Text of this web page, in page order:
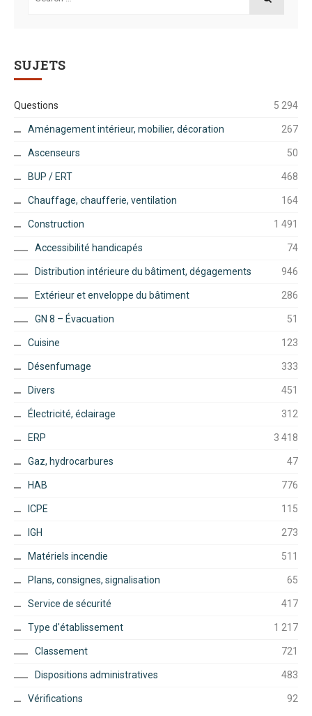
SUJETS
Questions 5 294
Aménagement intérieur, mobilier, décoration 267
Ascenseurs 50
BUP / ERT 468
Chauffage, chaufferie, ventilation 164
Construction 1 491
Accessibilité handicapés 74
Distribution intérieure du bâtiment, dégagements 946
Extérieur et enveloppe du bâtiment 286
GN 8 – Évacuation 51
Cuisine 123
Désenfumage 333
Divers 451
Électricité, éclairage 312
ERP 3 418
Gaz, hydrocarbures 47
HAB 776
ICPE 115
IGH 273
Matériels incendie 511
Plans, consignes, signalisation 65
Service de sécurité 417
Type d'établissement 1 217
Classement 721
Dispositions administratives 483
Vérifications 92